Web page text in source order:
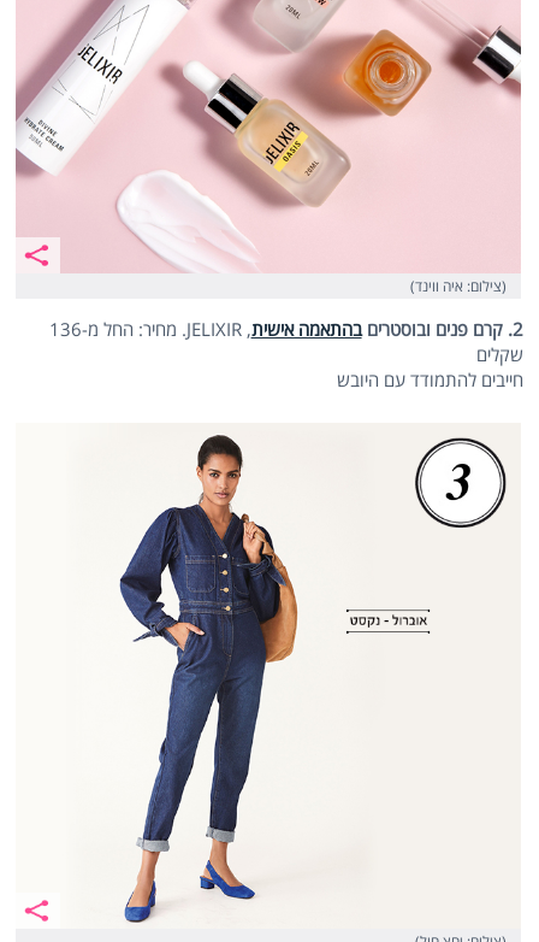
(צילום: איה ווינד)
2. קרם פנים ובוסטרים בהתאמה אישית
, JELIXIR. מחיר: החל מ-136
שקלים
חייבים להתמודד עם היובש